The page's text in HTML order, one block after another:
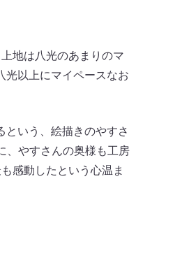
地は八光のあまりのマ
光以上にマイペースなお
いう、絵描きのやすさ
、やすさんの奥様も工房
感動したという心温ま